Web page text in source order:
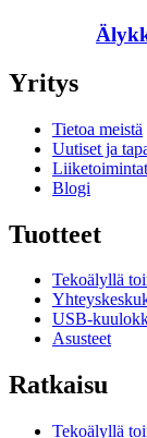
Yritys
Tietoa meistä
Uutiset ja
Blogi
Tuotteet
Tekoälyllä
USB-
Asusteet
Ratkaisu
Tekoälyllä